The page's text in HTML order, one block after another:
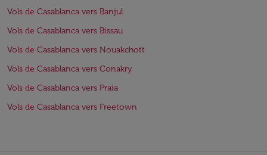
Vols de Casablanca vers Banjul
Vols de Casablanca vers Bissau
Vols de Casablanca vers Nouakchott
Vols de Casablanca vers Conakry
Vols de Casablanca vers Praia
Vols de Casablanca vers Freetown